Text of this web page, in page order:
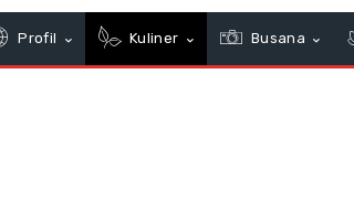
Profil Kuliner Busana